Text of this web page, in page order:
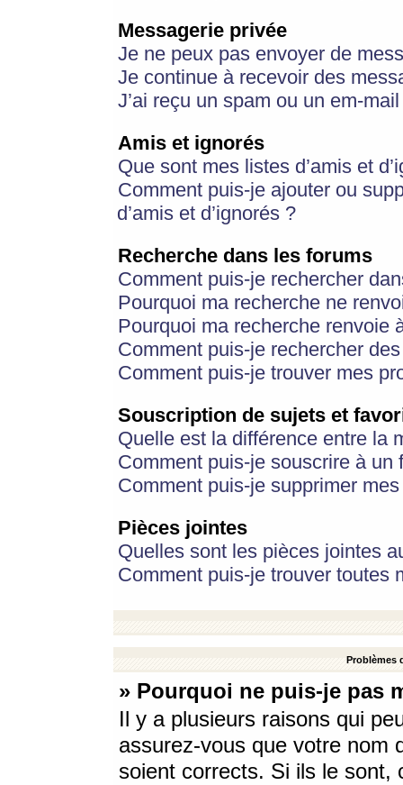
Messagerie privée
Je ne peux pas envoyer de
Je continue à recevoir des
J’ai reçu un spam ou un em-
Amis et ignorés
Que sont mes listes d’amis et
Comment puis-je ajouter ou
d’amis et d’ignorés ?
Recherche dans les forums
Comment puis-je rechercher
Pourquoi ma recherche ne
Pourquoi ma recherche renvoie
Comment puis-je rechercher
Comment puis-je trouver mes
Souscription de sujets et
Quelle est la différence entre la
Comment puis-je souscrire à
Comment puis-je supprimer
Pièces jointes
Quelles sont les pièces jointes
Comment puis-je trouver toutes
Problèmes
» Pourquoi ne puis-je pas
Il y a plusieurs raisons qui
assurez-vous que votre nom
soient corrects. Si ils le sont,